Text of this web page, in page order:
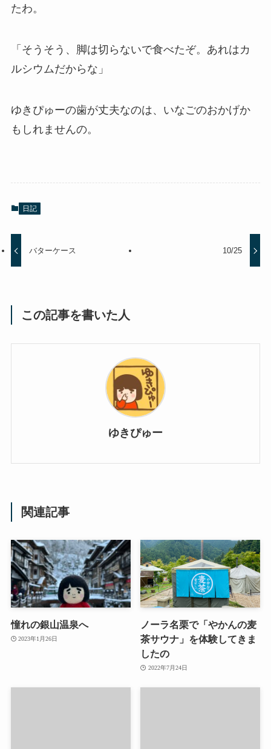
たわ。
「そうそう、脚は切らないで食べたぞ。あれはカ
ルシウムだからな」
ゆきぴゅーの歯が丈夫なのは、いなごのおかげか
もしれませんの。
日記
バターケース 10/25
この記事を書いた人
ゆきぴゅー
関連記事
憧れの銀山温泉へ
2023年1月26日
ノーラ名栗で「やかんの麦
茶サウナ」を体験してきま
したの
2022年7月24日